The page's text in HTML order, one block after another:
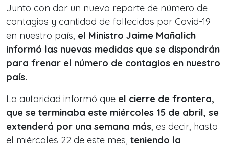
Junto con dar un nuevo reporte de número de
contagios y cantidad de fallecidos por Covid-19
en nuestro país, el Ministro Jaime Mañalich
informó las nuevas medidas que se dispondrán
para frenar el número de contagios en nuestro
país.
La autoridad informó que el cierre de frontera,
que se terminaba este miércoles 15 de abril, se
extenderá por una semana más, es decir, hasta
el miércoles 22 de este mes, teniendo la